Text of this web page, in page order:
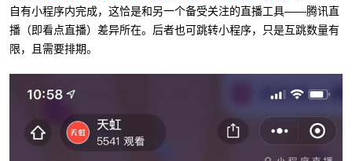
自有小程序内完成，这恰是和另一个备受关注的直播工具——腾讯直
播（即看点直播）差异所在。后者也可跳转小程序，只是互跳数量有
限，且需要排期。